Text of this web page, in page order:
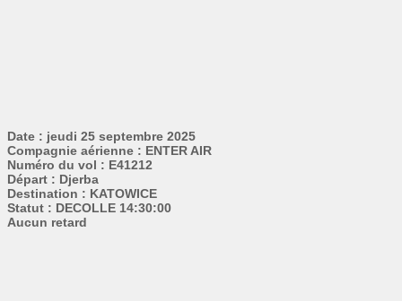
Date : jeudi 25 septembre 2025
Compagnie aérienne : ENTER AIR
Numéro du vol : E41212
Départ : Djerba
Destination : KATOWICE
Statut : DECOLLE 14:30:00
Aucun retard